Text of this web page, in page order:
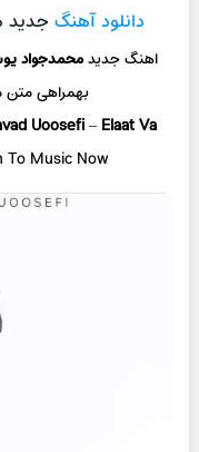
دانلود آهنگ جدید
اهنگ جدیدمحمدجواد
بهمراهی متن
Uoosefi–Elaat Va
Music Now